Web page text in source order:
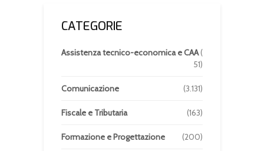
CATEGORIE
Assistenza tecnico-economica e CAA(
51)
Comunicazione (3.131)
Fiscale e Tributaria (163)
Formazione e Progettazione (200)